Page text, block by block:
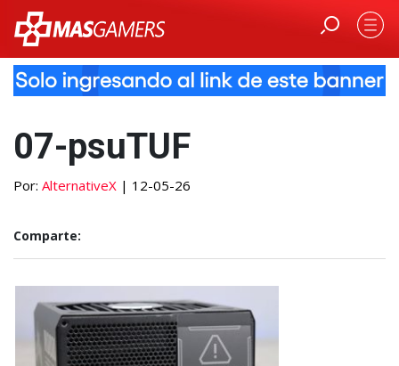
07-psuTUF
Por: AlternativeX | 12-05-26
Comparte: